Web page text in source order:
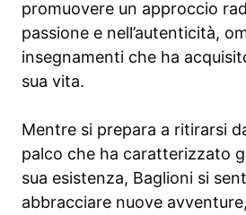
promuovere un approccio
passione e nell’autenticità,
insegnamenti che ha
sua vita.
Mentre si prepara a ritirarsi
palco che ha caratterizzato
sua esistenza, Baglioni si
abbracciare nuove